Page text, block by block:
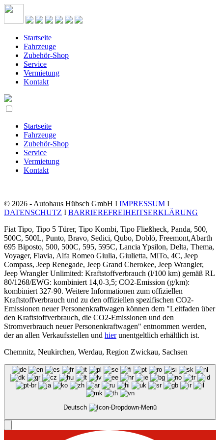
Startseite
Fahrzeuge
Zubehör-Shop
Service
Vermietung
Kontakt
Startseite
Fahrzeuge
Zubehör-Shop
Service
Vermietung
Kontakt
© 2026 - Autohaus Hübsch GmbH I IMPRESSUM I
DATENSCHUTZ I BARRIEREFREIHEITSERKLÄRUNG
Fiat Tipo, Tipo 5 Türer, Tipo Kombi, Tipo Fließheck, Panda, 500,
500C, 500L, Punto, Bravo, Sedici, Qubo, Doblò, Freemont,Abarth
695 Biposto, 500, 500C, 595, 595C, Lancia Ypsilon, Delta, Thema,
Voyager, Flavia, Alfa Romeo Giulia, Giulietta, MiTo, 4C, Jeep
Compass, Jeep Renegade, Jeep Grand Cherokee, Jeep Wrangler,
Jeep Wrangler Unlimited: Kraftstoffverbrauch (l/100 km) gemäß RL
80/1268/EWG: kombiniert 14,0-3,5; CO2-Emission (g/km):
kombiniert 327-90. Weitere Informationen zum offiziellen
Kraftstoffverbrauch und zu den offiziellen spezifischen CO2-
Emissionen neuer Personenkraftwagen können dem "Leitfaden über
den Kraftstoffverbrauch, die CO2-Emissionen und den
Stromverbrauch neuer Personenkraftwagen" entnommen werden,
der an allen Verkaufsstellen und hierunentgeltlich erhältlich ist.
Chemnitz, Neukirchen, Werdau, Region Zwickau, Sachsen
Deutsch